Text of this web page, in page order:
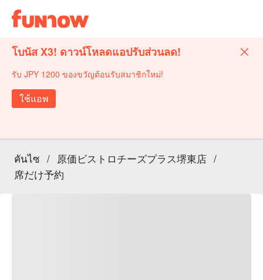
โบนัส X3! ดาวน์โหลดแอปรับส่วนลด!
รับ JPY 1200 ของขวัญต้อนรับสมาชิกใหม่!
ใช้แอพ
คันไซ / 原価ビストロチーズプラス堺東店 /
席だけ予約